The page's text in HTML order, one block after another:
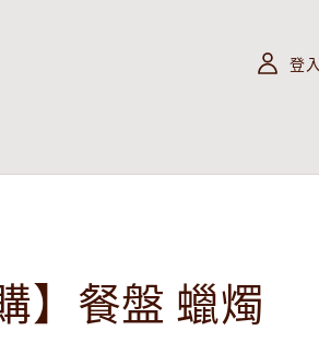
登入
】餐盤 蠟燭